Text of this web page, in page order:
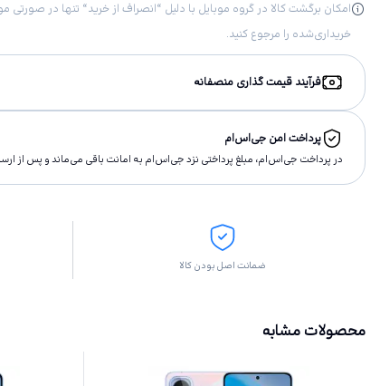
خریداری‌شده را مرجوع کنید.
فرآیند قیمت گذاری منصفانه
پرداخت امن جی‌اس‌ام
در پرداخت جی‌اس‌ام، مبلغ پرداختى نزد جی‌اس‌ام به امانت باقى مى‌ماند و پس از
ضمانت اصل بودن کالا
محصولات مشابه